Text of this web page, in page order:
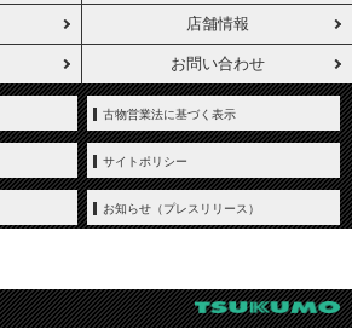
店舗情報
お問い合わせ
古物営業法に基づく表示
サイトポリシー
お知らせ（プレスリリース）